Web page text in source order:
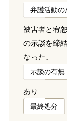
弁護活動の
被害者と宥
の示談を締
なった。
示談の有無
あり
最終処分